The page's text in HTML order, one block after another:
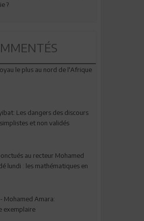
?
le plus au nord de l'Afrique
Les dangers des discours
et non validés
au recteur Mohamed
lundi : les mathématiques en
- Mohamed Amara:
exemplaire